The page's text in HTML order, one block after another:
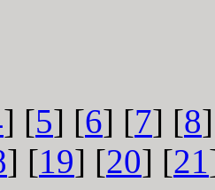
] [5] [6] [7] [8
] [19] [20] [21